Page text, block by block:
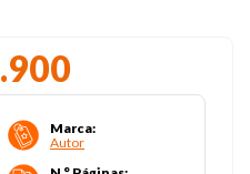
.900
Marca:
Autor